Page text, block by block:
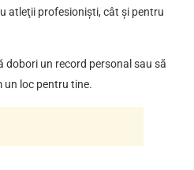
atleţii profesionişti, cât și pentru
dobori un record personal sau să
un loc pentru tine.